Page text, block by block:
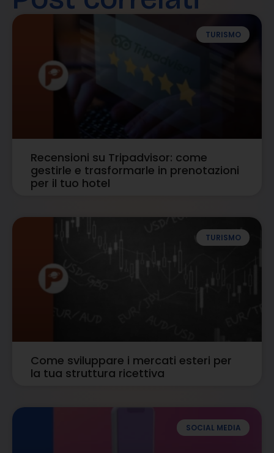
TURISMO
Recensioni su Tripadvisor: come
gestirle e trasformarle in prenotazioni
per il tuo hotel
TURISMO
Come sviluppare i mercati esteri per
la tua struttura ricettiva
SOCIAL MEDIA